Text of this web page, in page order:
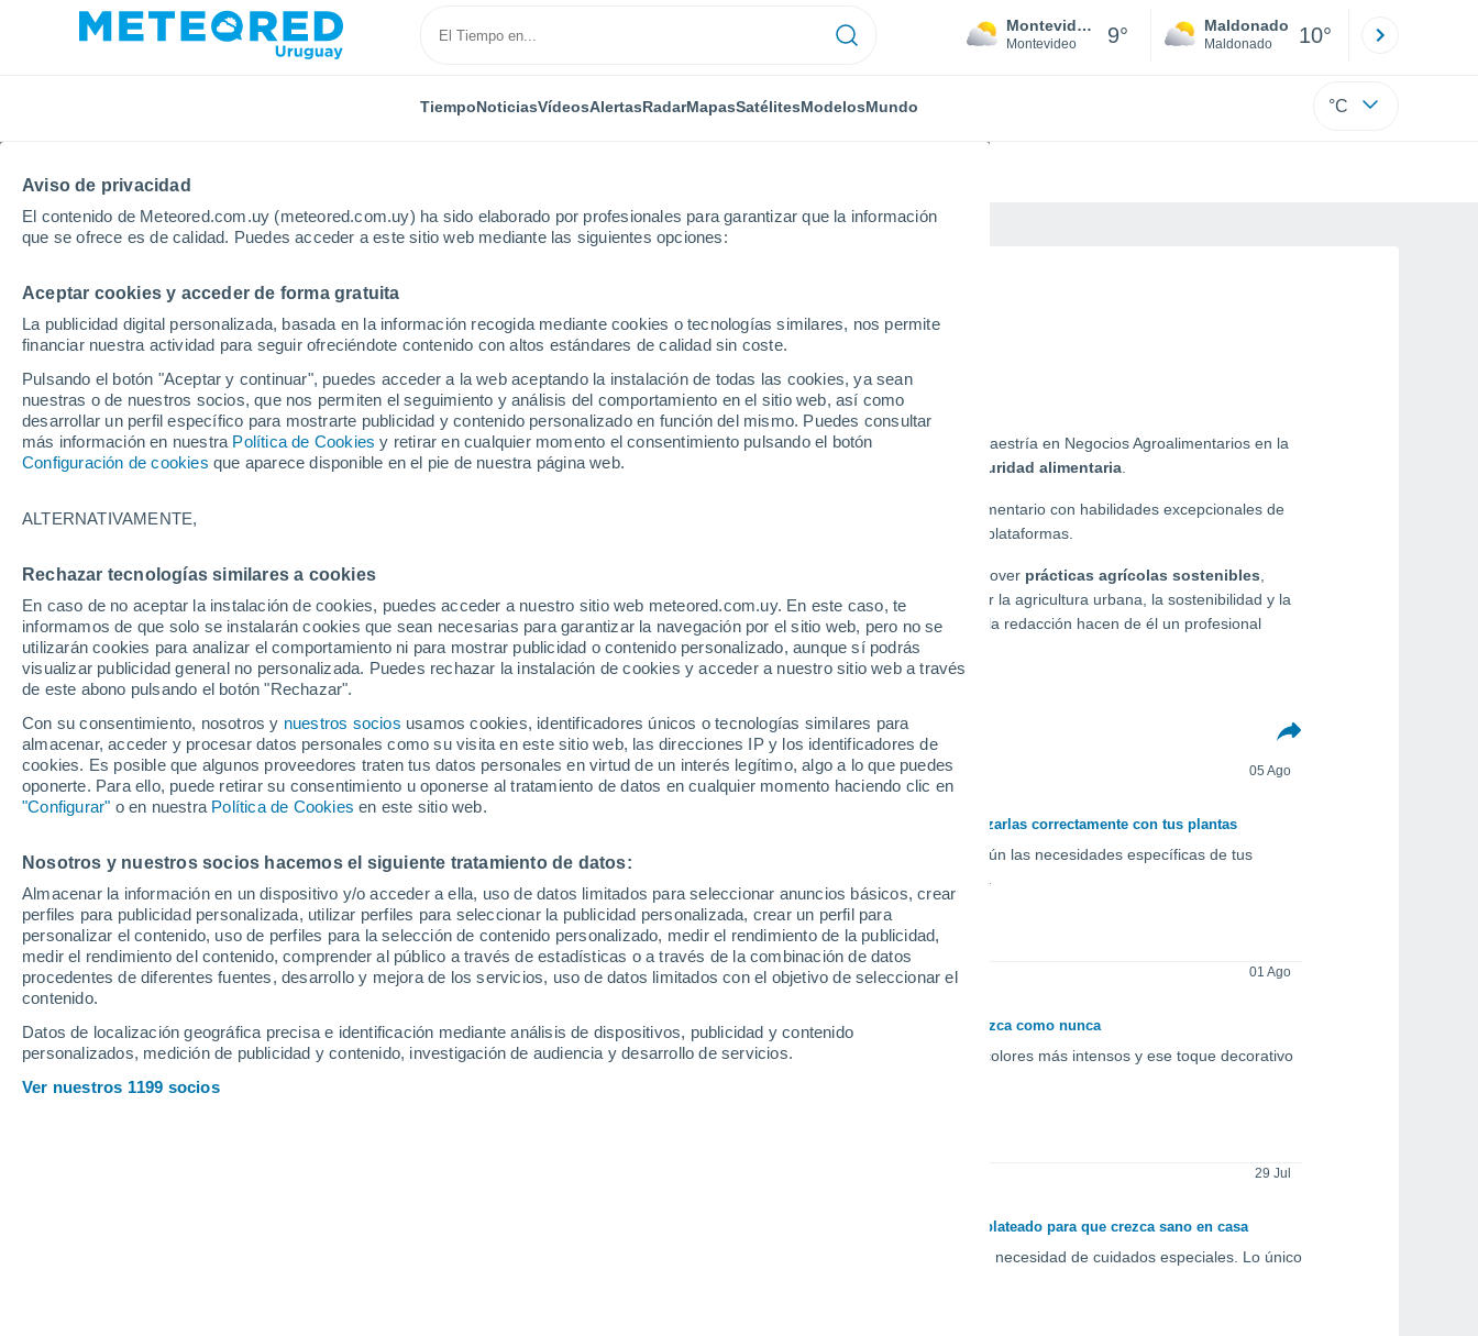
Aviso de privacidad
El contenido de Meteored.com.uy (meteored.com.uy) ha sido elaborado por profesionales para garantizar que la información
que se ofrece es de calidad. Puedes acceder a este sitio web mediante las siguientes opciones:
Aceptar cookies y acceder de forma gratuita
La publicidad digital personalizada, basada en la información recogida mediante cookies o tecnologías similares, nos permite
financiar nuestra actividad para seguir ofreciéndote contenido con altos estándares de calidad sin coste.
Pulsando el botón "Aceptar y continuar", puedes acceder a la web aceptando la instalación de todas las cookies, ya sean
nuestras o de nuestros socios, que nos permiten el seguimiento y análisis del comportamiento en el sitio web, así como
desarrollar un perfil específico para mostrarte publicidad y contenido personalizado en función del mismo. Puedes consultar
más información en nuestra Política de Cookies y retirar en cualquier momento el consentimiento pulsando el botón
Configuración de cookies que aparece disponible en el pie de nuestra página web.
ALTERNATIVAMENTE,
Rechazar tecnologías similares a cookies
En caso de no aceptar la instalación de cookies, puedes acceder a nuestro sitio web meteored.com.uy. En este caso, te
informamos de que solo se instalarán cookies que sean necesarias para garantizar la navegación por el sitio web, pero no se
utilizarán cookies para analizar el comportamiento ni para mostrar publicidad o contenido personalizado, aunque sí podrás
visualizar publicidad general no personalizada. Puedes rechazar la instalación de cookies y acceder a nuestro sitio web a través
de este abono pulsando el botón "Rechazar".
Con su consentimiento, nosotros y nuestros socios usamos cookies, identificadores únicos o tecnologías similares para
almacenar, acceder y procesar datos personales como su visita en este sitio web, las direcciones IP y los identificadores de
cookies. Es posible que algunos proveedores traten tus datos personales en virtud de un interés legítimo, algo a lo que puedes
oponerte. Para ello, puede retirar su consentimiento u oponerse al tratamiento de datos en cualquier momento haciendo clic en
"Configurar" o en nuestra Política de Cookies en este sitio web.
Nosotros y nuestros socios hacemos el siguiente tratamiento de datos:
Almacenar la información en un dispositivo y/o acceder a ella, uso de datos limitados para seleccionar anuncios básicos, crear
perfiles para publicidad personalizada, utilizar perfiles para seleccionar la publicidad personalizada, crear un perfil para
personalizar el contenido, uso de perfiles para la selección de contenido personalizado, medir el rendimiento de la publicidad,
medir el rendimiento del contenido, comprender al público a través de estadísticas o a través de la combinación de datos
procedentes de diferentes fuentes, desarrollo y mejora de los servicios, uso de datos limitados con el objetivo de seleccionar el
contenido.
Datos de localización geográfica precisa e identificación mediante análisis de dispositivos, publicidad y contenido
personalizados, medición de publicidad y contenido, investigación de audiencia y desarrollo de servicios.
Ver nuestros 1199 socios
Montevideo
Montevideo 9° Maldonado
Maldonado 10°
TiempoNoticiasVídeosAlertasRadarMapasSatélitesModelosMundo °C
Inicio Sobre nosotros Equipo Eduardo Corella
Eduardo Corella
Ingeniero Agrónomo -131 artículos
Con una licenciatura en Ingeniería en Agronomía de laUniversidad Popular Autónoma del Estado de Puebla
y una Maestría en Negocios Agroalimentarios en la
Universidad Panamericana, Eduardo ha dedicado su carrera a la promoción de la agricultura sostenible y la seguridad alimentaria
En su papel como
y creador de contenido digital, Eduardo combina su experiencia en el sector agroalimentario con habilidades excepcionales de
comunicación. Su capacidad para analizar situaciones y desarrollar contenido de valor se ha destacado en diversas plataformas.
Participar en proyectos dirigidos a es parte de su visión. Promover prácticas agrícolas sostenibles
eficientes y la adopción de tecnologías que mejoren la eficiencia son metas constantes. Comprometido con promover la agricultura urbana, la sostenibilidad y la
seguridad alimentaria, Eduardo aborda cada proyecto con pasión y precisión. Su enfoque analítico y su destreza en la redacción hacen de él un profesional
valioso en el mundo de lacomunicación agrícola.
Artículos de Eduardo Corella
PLANTAS
05 Ago
Las cáscaras de huevo pueden tener una segunda vida en el jardín: así puedes utilizarlas correctamente con tus plantas
Con un poco de información valiosa sobre cómo limpiarlo, triturarlo y aplicarlo según las necesidades específicas de tus
01 Ago
Hojas de colores intensos y dibujos únicos: así puedes hacer que tu Begonia rex luzca como nunca
Con unos ajustes fáciles de luz y riego, esta planta puede lucir hojas más sanas, colores más intensos y ese toque decorativo
29 Jul
La enredadera de terciopelo que transforma cualquier rincón: cómo cuidar el Poto plateado para que crezca sano en casa
El poto plateado es una planta que le da un toque especial a cualquier espacio sin necesidad de cuidados especiales. Lo único